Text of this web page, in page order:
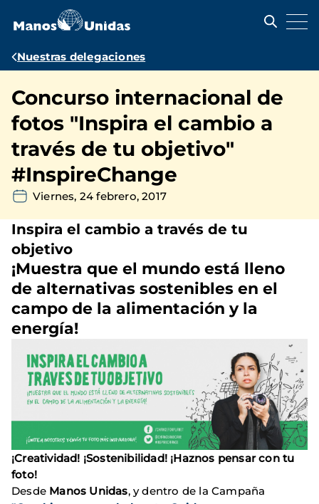
contenido
Ruta
navegación
Nuestras delegaciones
Concurso internacional de
fotos "Inspira el cambio a
través de tu objetivo"
#InspireChange
Viernes, 24 febrero, 2017
Inspira el cambio a través de tu
objetivo
¡Muestra que el mundo está lleno
de alternativas sostenibles en el
campo de la alimentación y la
energía!
¡Creatividad! ¡Sostenibilidad! ¡Haznos pensar con tu
foto!
Desde Manos Unidas, y dentro de la Campaña